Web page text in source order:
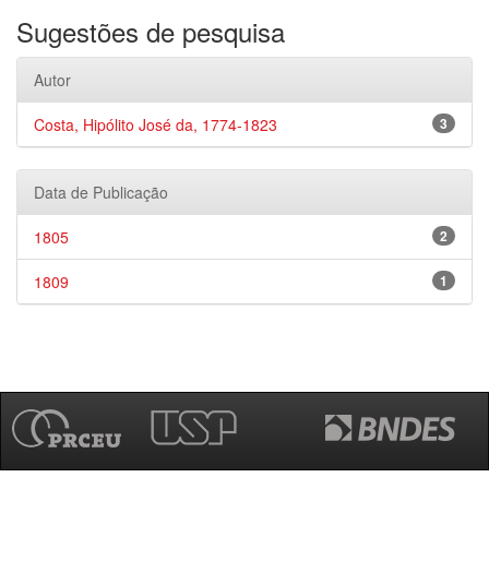
Sugestões de pesquisa
Autor
3
Costa, Hipólito José da, 1774-1823
Data de Publicação
2
1805
1
1809